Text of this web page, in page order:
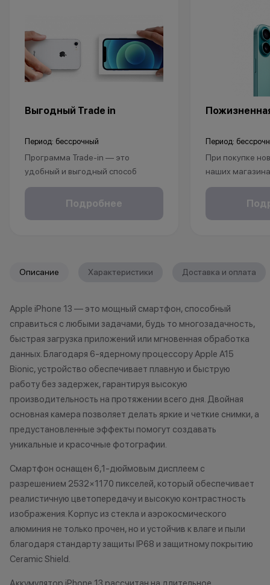
Выгодный Trade in
Период: бессрочный
Программа Trade-in — это
удобный и выгодный способ
покупки нового устройства Apple.
Это позволит не только
любой магазин KingStore. Мы
Apple Watch, MacBook. Устройство
подходит под программу Trade-in,
если оно находится в рабочем
состоянии, не имеет
существенных повреждений по
корпусу и экрану, а также не
2. Мгновенная диагностика
вашего устройства. Если ваше
устройство полностью подходит
первом пункте, мы проводим его
диагностику. Это позволит
оценить состояние гаджета и его
стоимость. При оценке устройства
учитываются повреждения
корпуса, экрана и другие следы
использования. Диагностика
Подробнее
Период:
При покупке
наших
рассрочку,
безналичному
*Акции и
*Данная акция
публичной
право
договора
усмотрение
изменить
Описание Характеристики Доставка и оплата
Apple iPhone 13 — это мощный смартфон, способный
справиться с любыми задачами, будь то многозадачность,
быстрая загрузка приложений или мгновенная обработка
данных. Благодаря 6-ядерному процессору Apple A15
Bionic, устройство обеспечивает плавную и быструю
работу без задержек, гарантируя высокую
производительность на протяжении всего дня. Двойная
основная камера позволяет делать яркие и четкие снимки, а
предустановленные эффекты помогут создавать
уникальные и красочные фотографии.
Смартфон оснащен 6,1-дюймовым дисплеем с
разрешением 2532×1170 пикселей, который обеспечивает
реалистичную цветопередачу и высокую контрастность
изображения. Корпус из стекла и аэрокосмического
алюминия не только прочен, но и устойчив к влаге и пыли
благодаря стандарту защиты IP68 и защитному покрытию
Ceramic Shield.